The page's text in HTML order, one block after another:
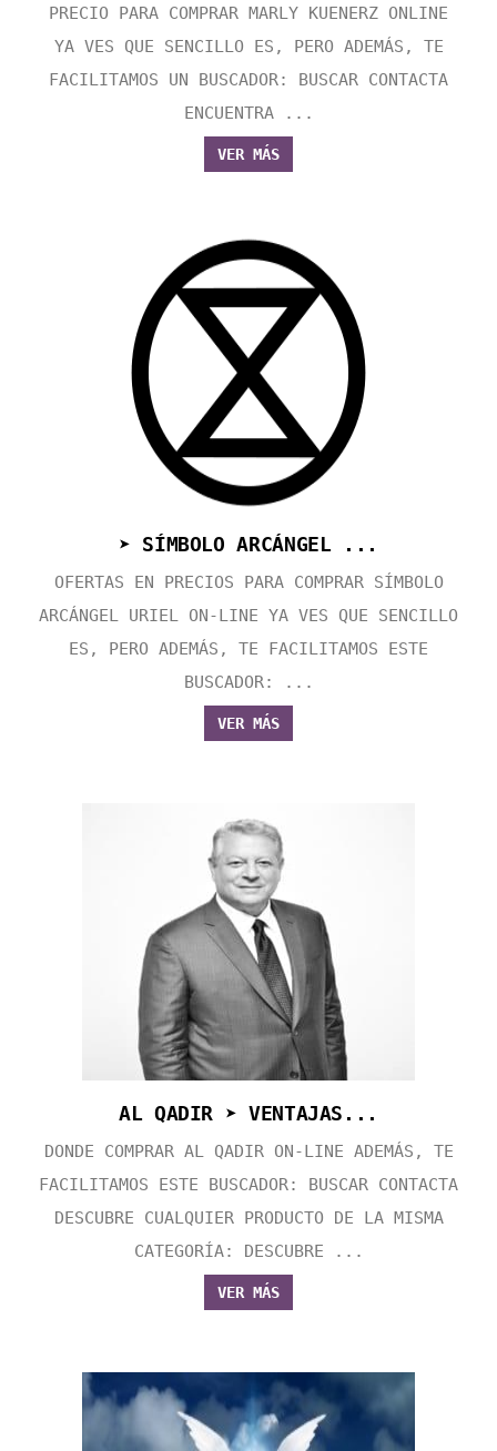
PRECIO PARA COMPRAR MARLY KUENERZ ONLINE
YA VES QUE SENCILLO ES, PERO ADEMÁS, TE
FACILITAMOS UN BUSCADOR: BUSCAR CONTACTA
ENCUENTRA ...
VER MÁS
➤ SÍMBOLO ARCÁNGEL ...
OFERTAS EN PRECIOS PARA COMPRAR SÍMBOLO
ARCÁNGEL URIEL ON-LINE YA VES QUE SENCILLO
ES, PERO ADEMÁS, TE FACILITAMOS ESTE
BUSCADOR: ...
VER MÁS
AL QADIR ➤ VENTAJAS...
DONDE COMPRAR AL QADIR ON-LINE ADEMÁS, TE
FACILITAMOS ESTE BUSCADOR: BUSCAR CONTACTA
DESCUBRE CUALQUIER PRODUCTO DE LA MISMA
CATEGORÍA: DESCUBRE ...
VER MÁS